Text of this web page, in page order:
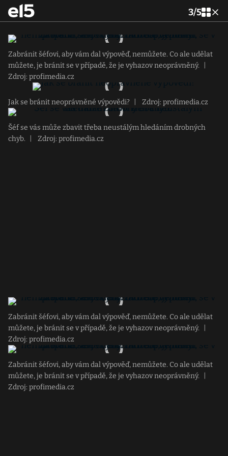
3/5
Zabránit šéfovi, aby vám dal výpověď, nemůžete. Co ale udělat
můžete, je bránit se v případě, že je vyhazov neoprávněný.
Zdroj: profimedia.cz
Jak se bránit neoprávněné výpovědi? Zdroj: profimedia.cz
Šéf se vás může zbavit třeba neustálým hledáním drobných
chyb.
Zdroj: profimedia.cz
Zabránit šéfovi, aby vám dal výpověď, nemůžete. Co ale udělat
můžete, je bránit se v případě, že je vyhazov neoprávněný.
Zdroj: profimedia.cz
Zabránit šéfovi, aby vám dal výpověď, nemůžete. Co ale udělat
můžete, je bránit se v případě, že je vyhazov neoprávněný.
Zdroj: profimedia.cz